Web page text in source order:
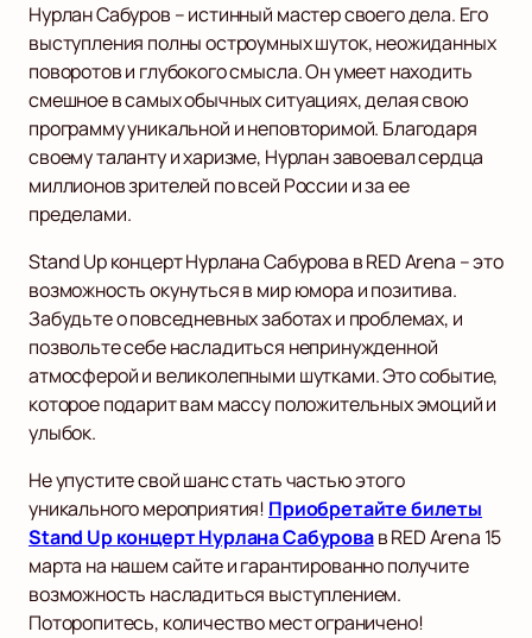
Нурлан Сабуров – истинный мастер своего дела. Его
выступления полны остроумных шуток, неожиданных
поворотов и глубокого смысла. Он умеет находить
смешное в самых обычных ситуациях, делая свою
программу уникальной и неповторимой. Благодаря
своему таланту и харизме, Нурлан завоевал сердца
миллионов зрителей по всей России и за ее
пределами.
Stand Up концерт Нурлана Сабурова в RED Arena – это
возможность окунуться в мир юмора и позитива.
Забудьте о повседневных заботах и проблемах, и
позвольте себе насладиться непринужденной
атмосферой и великолепными шутками. Это событие,
которое подарит вам массу положительных эмоций и
улыбок.
Не упустите свой шанс стать частью этого
уникального мероприятия! Приобретайте билеты
Stand Up концерт Нурлана Сабуровав RED Arena 15
марта на нашем сайте и гарантированно получите
возможность насладиться выступлением.
Поторопитесь, количество мест ограничено!